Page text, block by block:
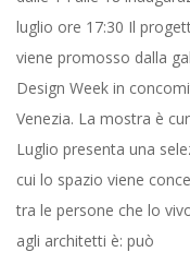
luglio ore 17:30 Il
viene promosso dalla
Design Week in
Venezia. La mostra è
Luglio presenta una
cui lo spazio viene
tra le persone che lo
agli architetti è: può